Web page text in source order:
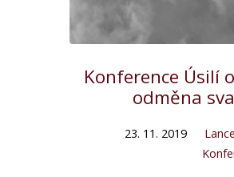
Konference Úsilí
odměna
23. 11. 2019